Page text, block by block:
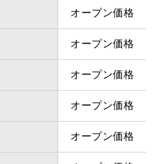
オープン価格
オープン価格
オープン価格
オープン価格
オープン価格